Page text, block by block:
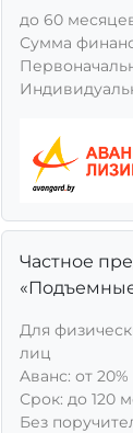
до 60
Сумма
Частное
Для
лиц
Aванс: от 20%
Срок: до 120
Без